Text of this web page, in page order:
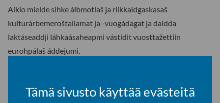
Tämä sivusto käyttää evästeitä
Aikio mielde sihke álbmotlaš ja riikkaidgaskasaš
kulturárbemeroštallamat ja -vuogádagat ja daidda
laktáseaddji láhkaásaheapmi vástidit vuosttažettiin
eurohpálaš áddejumi.
oaidnemeahttumii. Dán čuolmma čoavdin gáibida